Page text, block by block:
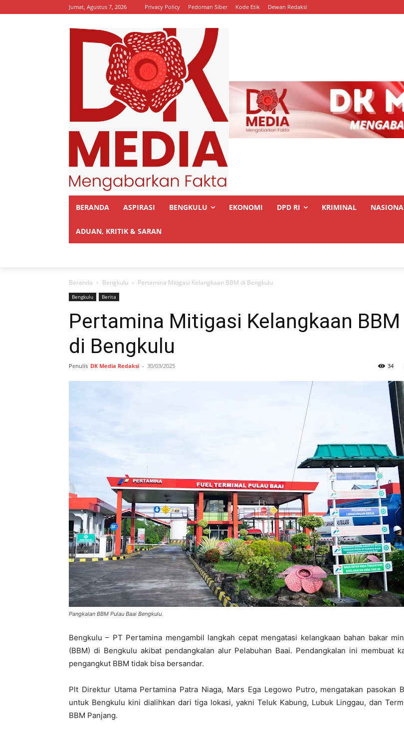
Jumat, Agustus 7, 2026 Privacy Policy Pedoman Siber Kode Etik Dewan Redaksi
BERANDA ASPIRASI BENGKULU EKONOMI DPD RI KRIMINAL
ADUAN, KRITIK & SARAN
Beranda Bengkulu Pertamina Mitigasi Kelangkaan BBM di Bengkulu
Bengkulu Berita
Pertamina Mitigasi Kelangkaan BBM
di Bengkulu
Penulis DK Media Redaksi - 30/03/2025 34
Pangkalan BBM Pulau Baai Bengkulu.
Bengkulu – PT Pertamina mengambil langkah cepat mengatasi kelangkaan bahan bakar
(BBM) di Bengkulu akibat pendangkalan alur Pelabuhan Baai. Pendangkalan ini membuat
pengangkut BBM tidak bisa bersandar.
Plt Direktur Utama Pertamina Patra Niaga, Mars Ega Legowo Putro, mengatakan pasokan
untuk Bengkulu kini dialihkan dari tiga lokasi, yakni Teluk Kabung, Lubuk Linggau, dan
BBM Panjang.